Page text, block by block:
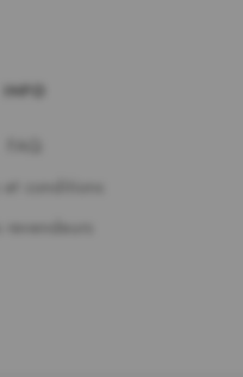
INFO
et conditions
revendeurs